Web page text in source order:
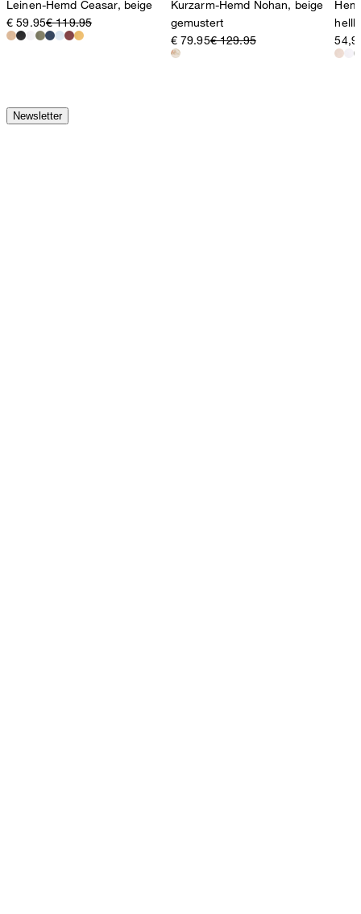
Leinen-Hemd Ceasar, beige
€ 59.95€ 119.95
Kurzarm-Hemd Nohan, beige
gemustert
€ 79.95€ 129.95
Newsletter